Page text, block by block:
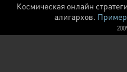
Космическая онлайн
алигархов. Пример